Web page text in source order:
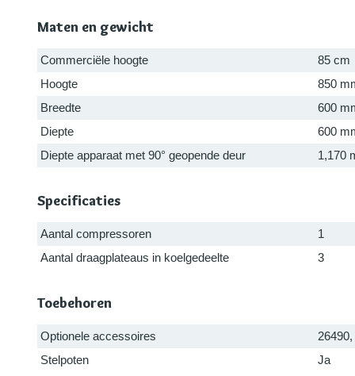
Maten en gewicht
Commerciële hoogte
85 cm
Hoogte
850
Breedte
600
Diepte
600
Diepte apparaat met 90° geopende deur
1,170
Specificaties
Aantal compressoren
1
Aantal draagplateaus in koelgedeelte
3
Toebehoren
Optionele accessoires
Stelpoten
Ja